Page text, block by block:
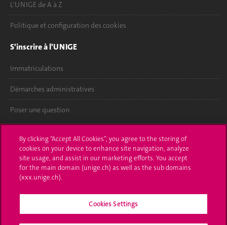
L'UNIGE de A à Z
Politique et configuration des cookies
S'inscrire à l'UNIGE
Immatriculations
Démarches administratives
Poser une question
UNIGE Mobile
Médias
Offres d'emploi
Bibliothèque
By clicking “Accept All Cookies”, you agree to the storing of
cookies on your device to enhance site navigation, analyze
site usage, and assist in our marketing efforts. You accept
for the main domain (unige.ch) as well as the sub domains
(xxx.unige.ch).
Cookies Settings